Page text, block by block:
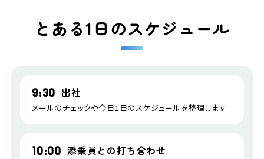
とある1日のスケジュール
9:30 出社
メールのチェックや今日1日のスケジュールを整理します
10:00 添乗員との打ち合わせ